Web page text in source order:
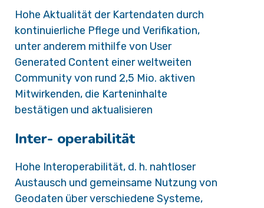
Hohe Aktualität der Kartendaten durch
kontinuierliche Pflege und Verifikation,
unter anderem mithilfe von User
Generated Content einer weltweiten
Community von rund 2,5 Mio. aktiven
Mitwirkenden, die Karteninhalte
bestätigen und aktualisieren
Inter- operabilität
Hohe Interoperabilität, d. h. nahtloser
Austausch und gemeinsame Nutzung von
Geodaten über verschiedene Systeme,